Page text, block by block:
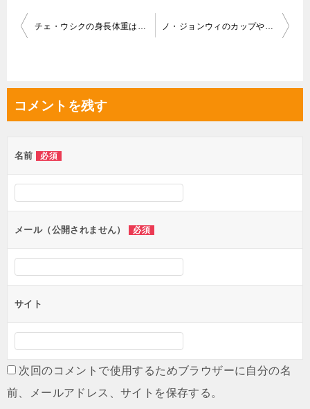
投
ビ
ゲ
シ
ン
チェ・ウシクの身長体重は？熱愛彼女や結婚は？兵役はいつから？ ノ・ジョンウィのカップや身長体重は？熱愛彼氏や噂はある？子役？
コメントを残す
名前 必須
メール（公開されません） 必須
サイト
次回のコメントで使用するためブラウザーに自分の名
前、メールアドレス、サイトを保存する。